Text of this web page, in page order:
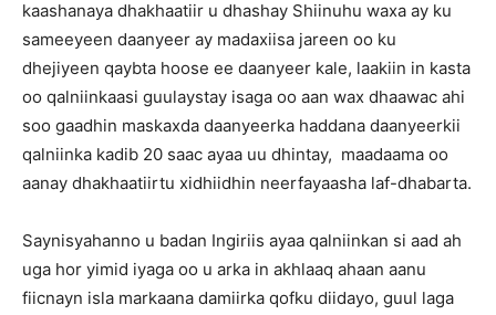
kaashanaya dhakhaatiir u dhashay Shiinuhu waxa ay ku
sameeyeen daanyeer ay madaxiisa jareen oo ku
dhejiyeen qaybta hoose ee daanyeer kale, laakiin in kasta
oo qalniinkaasi guulaystay isaga oo aan wax dhaawac ahi
soo gaadhin maskaxda daanyeerka haddana daanyeerkii
qalniinka kadib 20 saac ayaa uu dhintay, maadaama oo
aanay dhakhaatiirtu xidhiidhin neerfayaasha laf-dhabarta.
Saynisyahanno u badan Ingiriis ayaa qalniinkan si aad ah
uga hor yimid iyaga oo u arka in akhlaaq ahaan aanu
fiicnayn isla markaana damiirka qofku diidayo, guul laga